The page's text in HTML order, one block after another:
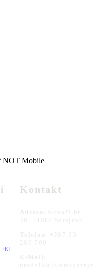
NOT Mobile
El
Kontakt
Adresa:
Kovači br.
36, 71000 Sarajevo
Telefon:
+387 33
289 700
E-Mail: